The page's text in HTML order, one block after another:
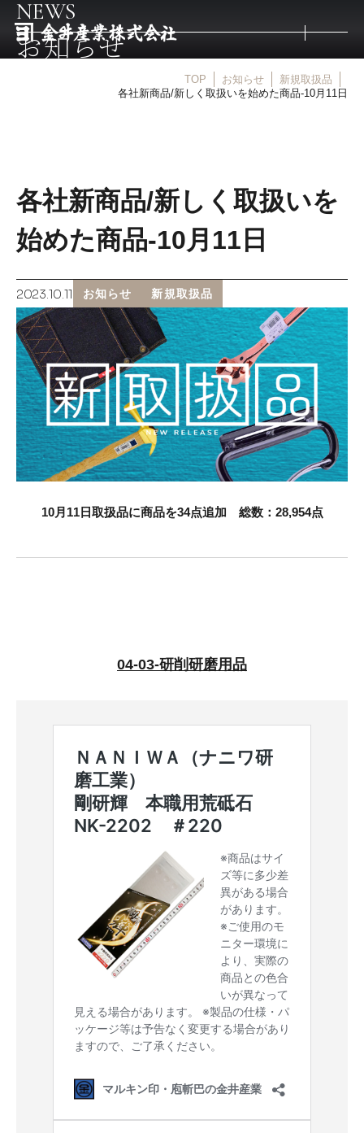
取扱メーカー
金井産業の強み
マルキン印
庖斬巴
お知らせ
採用情報
NEWS
お知らせ
TOP お知らせ
新規取扱品
各社新商品/新しく取扱いを始めた商品-10月11日
各社新商品/新しく取扱いを
始めた商品-10月11日
2023.10.11 お知らせ 新規取扱品
10月11日取扱品に商品を34点追加 総数：28,954点
04-03-研削研磨用品